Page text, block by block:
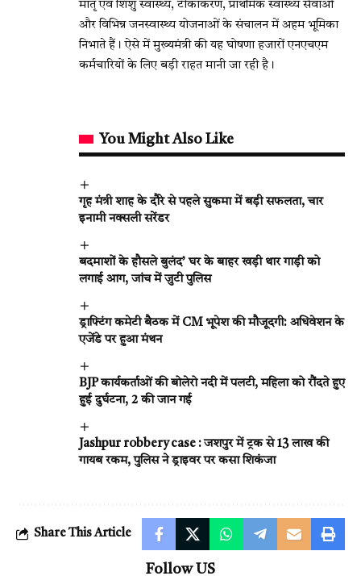
मातृ एवं शिशु स्वास्थ्य, टीकाकरण, प्राथमिक स्वास्थ्य सेवाओं
और विभिन्न जनस्वास्थ्य योजनाओं के संचालन में अहम भूमिका
निभाते हैं। ऐसे में मुख्यमंत्री की यह घोषणा हजारों एनएचएम
कर्मचारियों के लिए बड़ी राहत मानी जा रही है।
You Might Also Like
गृह मंत्री शाह के दौरे से पहले सुकमा में बड़ी सफलता, चार
इनामी नक्सली सरेंडर
बदमाशों के हौसले बुलंद’ घर के बाहर खड़ी थार गाड़ी को
लगाई आग, जांच में जुटी पुलिस
ड्राफ्टिंग कमेटी बैठक में CM भूपेश की मौजूदगी: अधिवेशन के
एजेंडे पर हुआ मंथन
BJP कार्यकर्ताओं की बोलेरो नदी में पलटी, महिला को रौंदते हुए
हुई दुर्घटना, 2 की जान गई
Jashpur robbery case : जशपुर में ट्रक से 13 लाख की
गायब रकम, पुलिस ने ड्राइवर पर कसा शिकंजा
Share This Article
Follow US